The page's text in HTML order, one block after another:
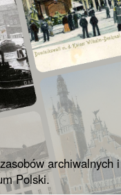
archiwalnych
Polski.